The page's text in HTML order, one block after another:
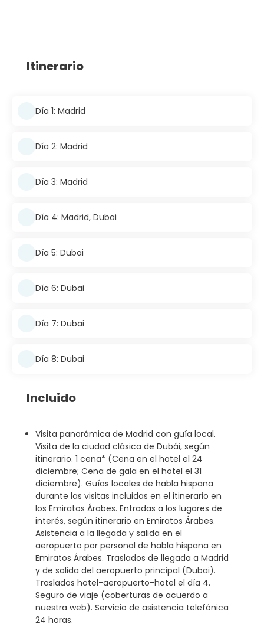
Itinerario
Día 1: Madrid
Día 2: Madrid
Día 3: Madrid
Día 4: Madrid, Dubai
Día 5: Dubai
Día 6: Dubai
Día 7: Dubai
Día 8: Dubai
Incluido
Visita panorámica de Madrid con guía local.
Visita de la ciudad clásica de Dubái, según
itinerario. 1 cena* (Cena en el hotel el 24
diciembre; Cena de gala en el hotel el 31
diciembre). Guías locales de habla hispana
durante las visitas incluidas en el itinerario en
los Emiratos Árabes. Entradas a los lugares de
interés, según itinerario en Emiratos Árabes.
Asistencia a la llegada y salida en el
aeropuerto por personal de habla hispana en
Emiratos Árabes. Traslados de llegada a Madrid
y de salida del aeropuerto principal (Dubai).
Traslados hotel-aeropuerto-hotel el día 4.
Seguro de viaje (coberturas de acuerdo a
nuestra web). Servicio de asistencia telefónica
24 horas.